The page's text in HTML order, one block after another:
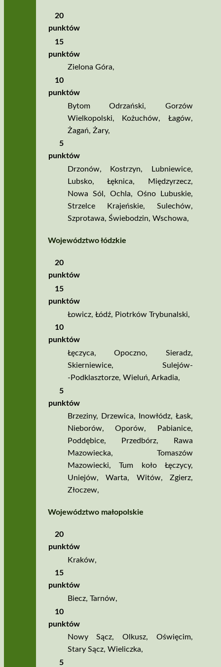
20
punktów
15
punktów
Zielona Góra,
10
punktów
Bytom Odrzański, Gorzów
Wielkopolski, Kożuchów, Łagów,
Żagań, Żary,
5
punktów
Drzonów, Kostrzyn, Lubniewice,
Lubsko,Łęknica, Międzyrzecz,
Nowa Sól , Ochla, Ośno Lubuskie,
Strzelce Krajeńskie, Sulechów,
Szprotawa, Świebodzin, Wschowa,
Województwo łódzkie
20
punktów
15
punktów
Łowicz, Łódź, Piotrków Trybunalski,
10
punktów
Łęczyca,Opoczno, Sieradz,
Skierniewice, Sulejów­
‑Podklasztorze, Wieluń, Arkadia,
5
punktów
Brzeziny, Drzewica, Inowłódz, Łask,
Nieborów,Oporów, Pabianice,
Poddębice, Przedbórz,
Rawa
Mazowiecka, Tomaszów
Mazowiecki,Tum koło Łęczycy,
Uniejów,Warta, Witów, Zgierz,
Złoczew,
Województwo małopolskie
20
punktów
Kraków,
15
punktów
Biecz, Tarnów,
10
punktów
Nowy Sącz,Olkusz, Oświęcim,
Stary Sącz, Wieliczka,
5